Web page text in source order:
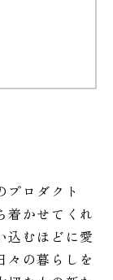
ロダクト
着かせてくれ
込むほどに愛
々の暮らしを